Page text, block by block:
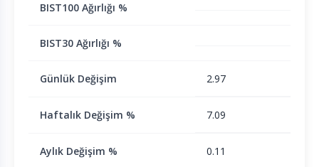
BIST100 Ağırlığı %
BIST30 Ağırlığı %
Günlük Değişim 2.97
Haftalık Değişim % 7.09
Aylık Değişim % 0.11